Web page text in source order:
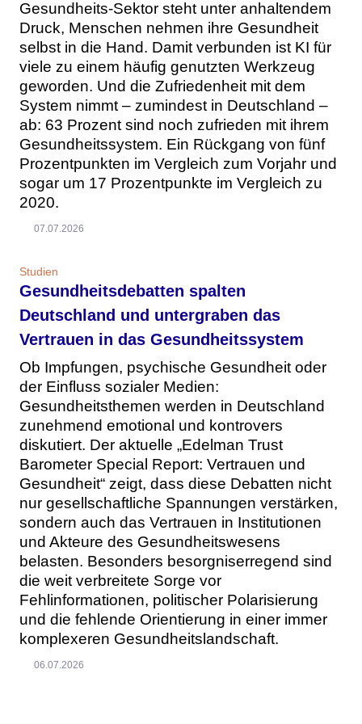
Gesundheits-Sektor steht unter anhaltendem
Druck, Menschen nehmen ihre Gesundheit
selbst in die Hand. Damit verbunden ist KI für
viele zu einem häufig genutzten Werkzeug
geworden. Und die Zufriedenheit mit dem
System nimmt – zumindest in Deutschland –
ab: 63 Prozent sind noch zufrieden mit ihrem
Gesundheitssystem. Ein Rückgang von fünf
Prozentpunkten im Vergleich zum Vorjahr und
sogar um 17 Prozentpunkte im Vergleich zu
2020.
07.07.2026
Studien
Gesundheitsdebatten spalten
Deutschland und untergraben das
Vertrauen in das Gesundheitssystem
Ob Impfungen, psychische Gesundheit oder
der Einfluss sozialer Medien:
Gesundheitsthemen werden in Deutschland
zunehmend emotional und kontrovers
diskutiert. Der aktuelle „Edelman Trust
Barometer Special Report: Vertrauen und
Gesundheit“ zeigt, dass diese Debatten nicht
nur gesellschaftliche Spannungen verstärken,
sondern auch das Vertrauen in Institutionen
und Akteure des Gesundheitswesens
belasten. Besonders besorgniserregend sind
die weit verbreitete Sorge vor
Fehlinformationen, politischer Polarisierung
und die fehlende Orientierung in einer immer
komplexeren Gesundheitslandschaft.
06.07.2026